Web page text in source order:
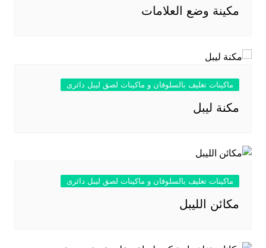
مكينة وضع العلامات
ماكينات تغليف بالسلوفان و ماكينات لصق ليبل دائرى
مكنة ليبل
ماكينات تغليف بالسلوفان و ماكينات لصق ليبل دائرى
مكائن الليبل